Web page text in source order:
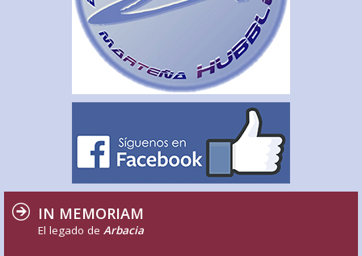
IN MEMORIAM
El legado de Arbacia